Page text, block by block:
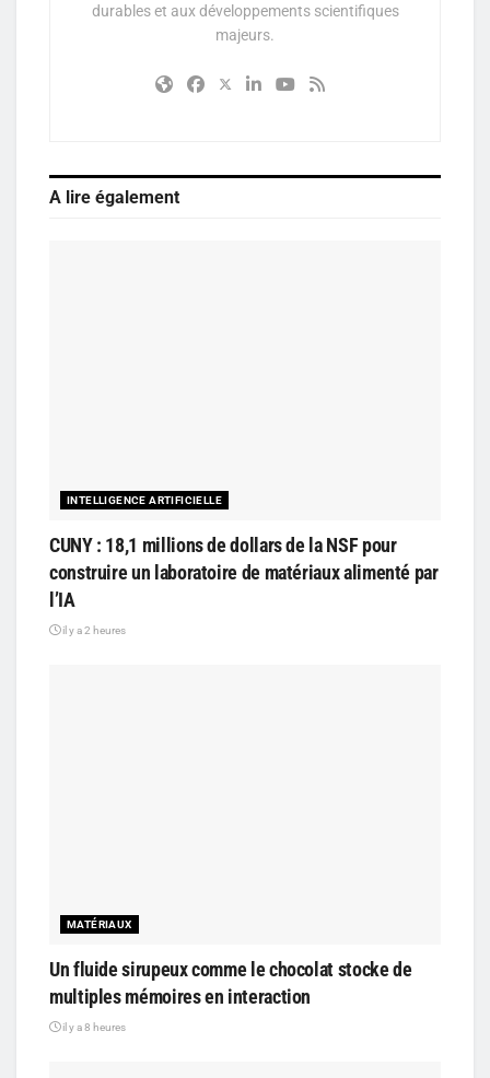
durables et aux développements scientifiques
majeurs.
A lire également
INTELLIGENCE ARTIFICIELLE
CUNY : 18,1 millions de dollars de la NSF pour
construire un laboratoire de matériaux alimenté par
l’IA
il y a 2 heures
MATÉRIAUX
Un fluide sirupeux comme le chocolat stocke de
multiples mémoires en interaction
il y a 8 heures